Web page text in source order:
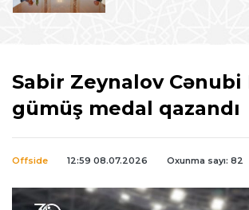
Sabir Zeynalov Cənubi
gümüş medal qazandı
Offside 12:59 08.07.2026 Oxunma sayı: 82